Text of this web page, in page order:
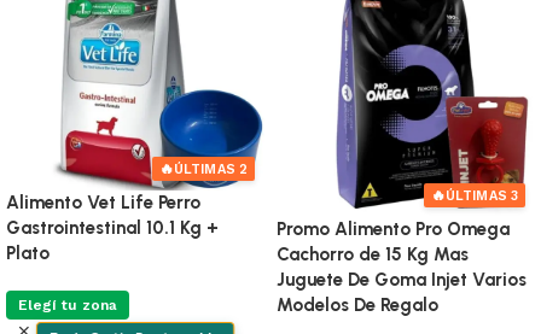
🔥ÚLTIMAS 2
Alimento Vet Life Perro
Gastrointestinal 10.1 Kg +
Plato
Elegí tu zona
🔥ÚLTIMAS 3
Promo Alimento Pro Omega
Cachorro de 15 Kg Mas
Juguete De Goma Injet Varios
Modelos De Regalo